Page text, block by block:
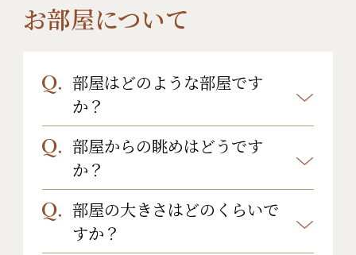
お部屋について
部屋はどのような部屋です
か？
特別洋室、和室と部屋タイプがござ
います。詳しくは
ご覧下さい。
部屋からの眺めはどうです
か？
眼下に四万川が流れており、お部屋
からご覧いただけます。※お部屋タ
部屋の大きさはどのくらいで
すか？